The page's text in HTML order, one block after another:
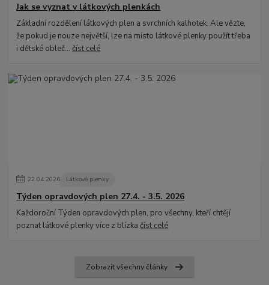
Jak se vyznat v látkových plenkách
Základní rozdělení látkových plen a svrchních kalhotek. Ale vězte,
že pokud je nouze největší, lze na místo látkové plenky použít třeba
i dětské obleč...číst celé
22.04.2026 Látkové plenky
Týden opravdových plen 27.4. - 3.5. 2026
Každoroční Týden opravdových plen, pro všechny, kteří chtějí
poznat látkové plenky více z blízkačíst celé
Zobrazit všechny články